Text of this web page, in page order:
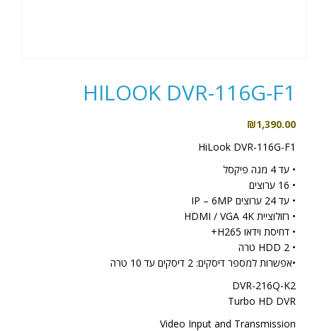
HILOOK DVR-116G-F1
₪1,390.00
HiLook DVR-116G-F1
• עד 4 מגה פיקסל
• 16 ערוצים
• עד 24 ערוצים IP – 6MP
• רזולוציית HDMI / VGA 4K
• דחיסת וידאו H265+
• HDD 2 טרה
•אפשרות למספר דיסקים: 2 דיסקים עד 10 טרה
DVR-216Q-K2
Turbo HD DVR
Video Input and Transmission